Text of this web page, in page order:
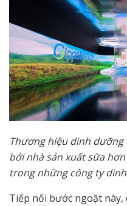
​Thương hiệu dinh
bởi nhà sản xuất sữa
trong những công ty
Tiếp nối bước ngoặt